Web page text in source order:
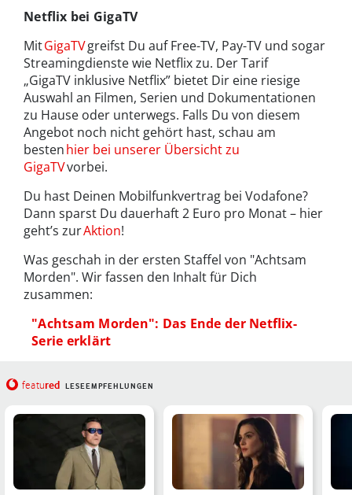
Netflix bei GigaTV
MitGigaTVgreifst Du auf Free-TV, Pay-TV und sogar
Streamingdienste wie Netflix zu. Der Tarif
„GigaTV inklusive Netflix” bietet Dir eine riesige
Auswahl an Filmen, Serien und Dokumentationen
zu Hause oder unterwegs. Falls Du von diesem
Angebot noch nicht gehört hast, schau am
bestenhier bei unserer Übersicht zu
GigaTVvorbei.
Du hast Deinen Mobilfunkvertrag bei Vodafone?
Dann sparst Du dauerhaft 2 Euro pro Monat – hier
geht’s zurAktion!
Was geschah in der ersten Staffel von "Achtsam
Morden". Wir fassen den Inhalt für Dich
zusammen:
"Achtsam Morden": Das Ende der Netflix-
Serie erklärt
featured LESEEMPFEHLUNGEN